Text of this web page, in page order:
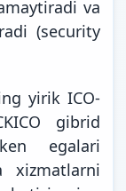
va
(security
yirik ICO-
gibrid
egalari
xizmatlarni